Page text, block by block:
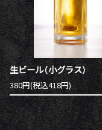
生ビール（小グラス）
380円(税込418円)